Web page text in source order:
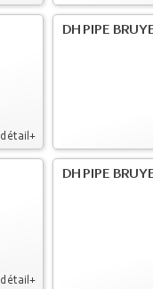
détail+
DH PIPE
détail+
DH PIPE